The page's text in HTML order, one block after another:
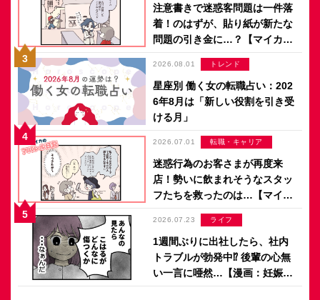
注意書きで迷惑客問題は一件落
着！のはずが、貼り紙が新たな
問題の引き金に…？【マイカの
アパレル日記 by ぼのこ】
2026.08.01 トレンド
星座別 働く女の転職占い：202
6年8月は「新しい役割を引き受
ける月」
2026.07.01 転職・キャリア
迷惑行為のお客さまが再度来
店！勢いに飲まれそうなスタッ
フたちを救ったのは…【マイカ
のアパレル日記 by ぼのこ】
2026.07.23 ライフ
1週間ぶりに出社したら、社内
トラブルが勃発中⁉ 後輩の心無
い一言に唖然…【漫画：妊娠し
ないのは、誰のせい？】